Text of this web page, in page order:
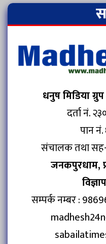
धनुष मिडिया
दर्ता नं.
पान
संचालक तथा
जनकपुरधाम,
सम्पर्क नम्बर :